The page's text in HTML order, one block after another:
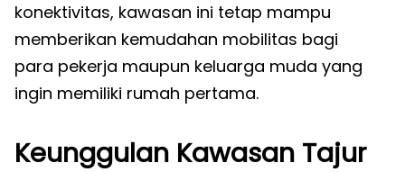
konektivitas, kawasan ini tetap mampu
memberikan kemudahan mobilitas bagi
para pekerja maupun keluarga muda yang
ingin memiliki rumah pertama.
Keunggulan Kawasan Tajur